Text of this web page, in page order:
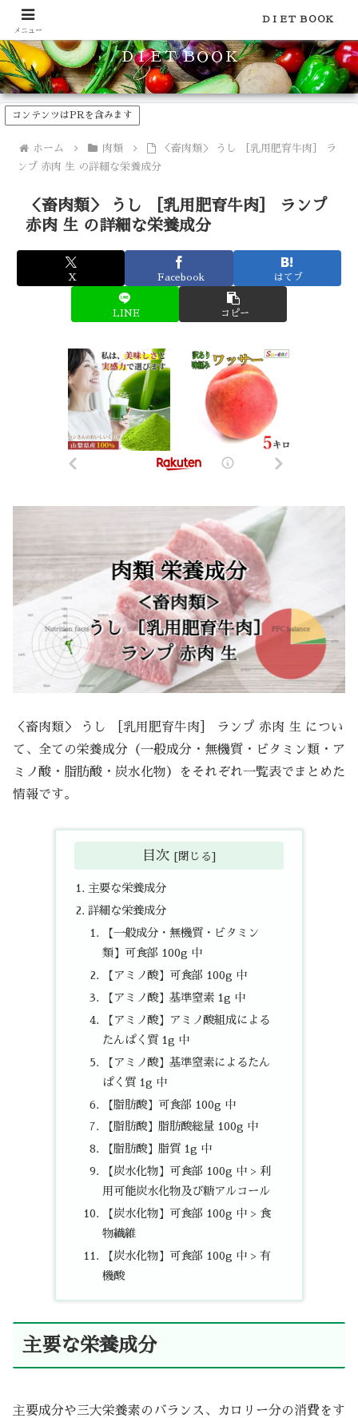
食品のカロリーや糖質などの栄養素がわかる！健康やダイエットに
ＤＩＥＴ ＢＯＯＫ
コンテンツはPRを含みます
ホーム 肉類
＜畜肉類＞ うし ［乳用肥育牛肉］ ラ
ンプ 赤肉 生 の詳細な栄養成分
＜畜肉類＞ うし ［乳用肥育牛肉］ ランプ
赤肉 生 の詳細な栄養成分
X Facebook はてブ
LINE コピー
＜畜肉類＞ うし ［乳用肥育牛肉］ ランプ 赤肉 生 につい
て、全ての栄養成分（一般成分・無機質・ビタミン類・ア
ミノ酸・脂肪酸・炭水化物）をそれぞれ一覧表でまとめた
情報です。
目次
主要な栄養成分
詳細な栄養成分
【一般成分・無機質・ビタミン
類】可食部 100g 中
【アミノ酸】可食部 100g 中
【アミノ酸】基準窒素 1g 中
【アミノ酸】アミノ酸組成による
たんぱく質 1g 中
【アミノ酸】基準窒素によるたん
ぱく質 1g 中
【脂肪酸】可食部 100g 中
【脂肪酸】脂肪酸総量 100g 中
【脂肪酸】脂質 1g 中
【炭水化物】可食部 100g 中 > 利
用可能炭水化物及び糖アルコール
【炭水化物】可食部 100g 中 > 食
物繊維
【炭水化物】可食部 100g 中 > 有
機酸
主要な栄養成分
主要成分や三大栄養素のバランス、カロリー分の消費をす
メニュー
ＤＩＥＴ ＢＯＯＫ